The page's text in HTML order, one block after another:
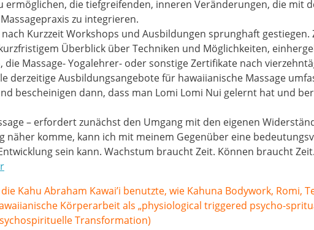
die tiefgreifenden, inneren Veränderungen, die mit
zu integrieren.
Kurzzeit Workshops und Ausbildungen sprunghaft gestiegen.
Überblick über Techniken und Möglichkeiten,
Massage- Yogalehrer- oder sonstige Zertifikate nach
derzeitige Ausbildungsangebote für hawaiianische Massage
bescheinigen dann, dass man Lomi Lomi Nui gelernt hat und
– erfordert zunächst den Umgang mit den eigenen
komme, kann ich mit meinem Gegenüber eine
sein kann. Wachstum braucht Zeit. Können braucht Zeit.
Kahu Abraham Kawai’i benutzte, wie Kahuna Bodywork, Romi,
Körperarbeit als „physiological triggered psycho-
Transformation)